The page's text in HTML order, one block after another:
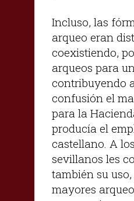
Incluso, las
arqueo eran
coexistiendo,
arqueos para
contribuyendo
confusión el
para la
producía el
castellano. A
sevillanos les
también su
mayores